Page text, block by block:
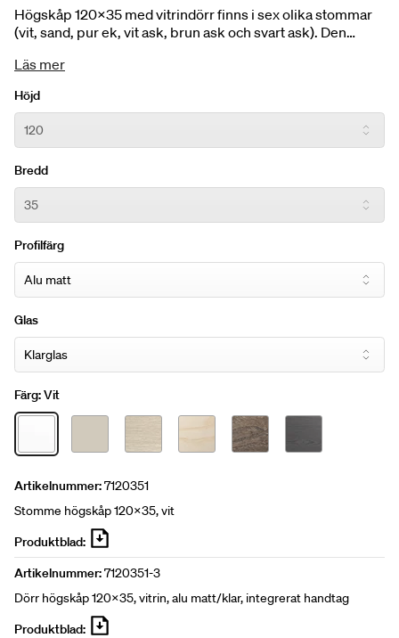
Högskåp 120x35 med vitrindörr finns i sex olika stommar
(vit, sand, pur ek, vit ask, brun ask och svart ask). Den
tre glasfärger (klarglas, rökglas, linjeglas) samt två
glashylla ingår. Komplettera högskåpet med extra
glashyllor, laddstation med dubbla eluttag och toppskiva.
Priset är inklusive stomme 120x35 och vitrindörr.
Läs mer
Höjd
Bredd
Profilfärg
Glas
Färg:Vit
Artikelnummer:7120351
Stomme högskåp 120x35, vit
Produktblad:
Artikelnummer:7120351-3
Dörr högskåp 120x35, vitrin, alu matt/klar, integrerat handtag
Produktblad: